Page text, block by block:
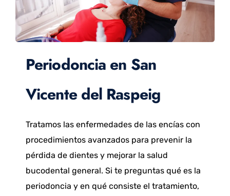
Periodoncia en San
Vicente del Raspeig
Tratamos las enfermedades de las encías con
procedimientos avanzados para prevenir la
pérdida de dientes y mejorar la salud
bucodental general. Si te preguntas qué es la
periodoncia y en qué consiste el tratamiento,